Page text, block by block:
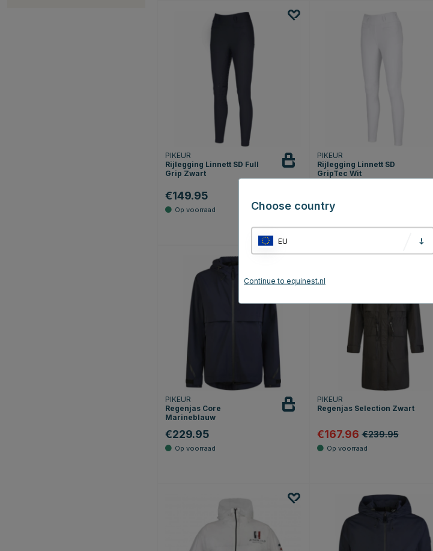
PIKEUR
Rijlegging Linnett SD Full
Grip Zwart
€149.95
PIKEUR
Rijlegging Linnett SD
GripTec Wit
PIKEUR
Regenjas Core
Marineblauw
€229.95
PIKEUR
Regenjas Selection Zwart
€167.96 €239.95
Choose country
EU
Continue to equinest.nl